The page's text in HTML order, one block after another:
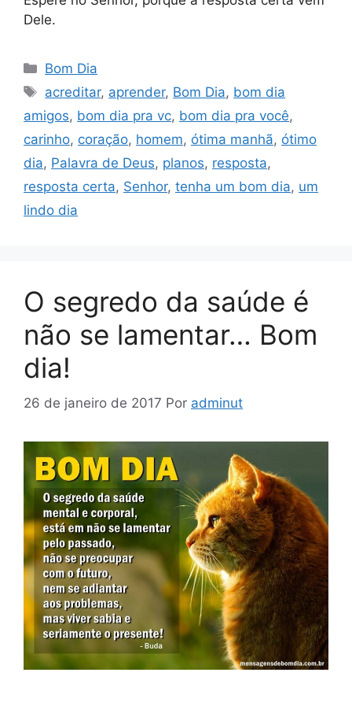
Dele.
Categorias
Bom Dia
Tags
acreditar, aprender, Bom Dia, bom dia
amigos, bom dia pra vc, bom dia pra você,
carinho, coração, homem, ótima manhã, ótimo
dia, Palavra de Deus, planos, resposta,
resposta certa, Senhor, tenha um bom dia, um
lindo dia
O segredo da saúde é
não se lamentar… Bom
dia!
26 de janeiro de 2017 Por adminut